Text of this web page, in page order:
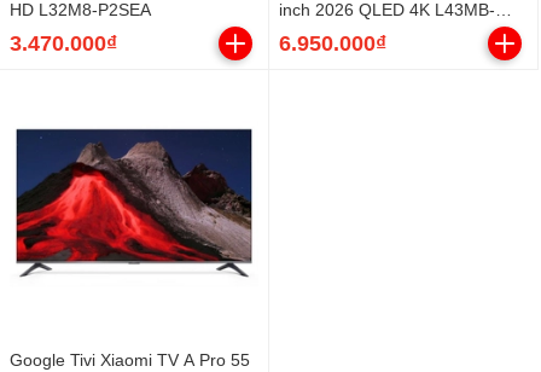
HD L32M8-P2SEA
3.470.000₫
inch 2026 QLED 4K L43MB-
APSEA
6.950.000₫
Google Tivi Xiaomi TV A Pro 55